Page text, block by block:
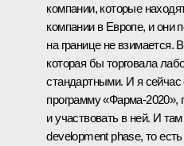
компании, которые
компании в Европе, и они
на границе не взимается.
которая бы торговала
стандартными. И я
программу «Фарма-2020»,
и участвовать в ней. И
development phase, то